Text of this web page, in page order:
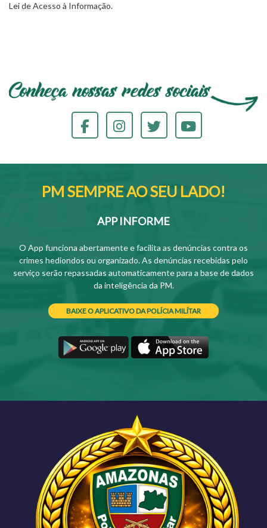
Lei de Acesso à Informação.
PM SEMPRE AO SEU LADO!
APP INFORME
O App funciona abertamente e facilita as denúncias contra os
crimes hediondos ou organizado. As denúncias recebidas pelo
serviço serão repassadas automaticamente para a base de dados
da inteligência da PM.
BAIXE O APLICATIVO DA POLÍCIA MILÍTAR